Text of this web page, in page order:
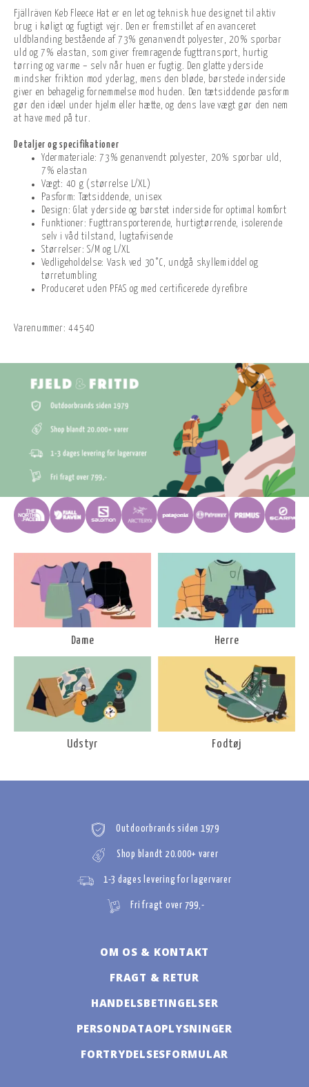
Fjällräven Keb Fleece Hat er en let og teknisk hue designet til aktiv
brug i køligt og fugtigt vejr. Den er fremstillet af en avanceret
uldblanding bestående af 73% genanvendt polyester, 20% sporbar
uld og 7% elastan, som giver fremragende fugttransport, hurtig
tørring og varme – selv når huen er fugtig. Den glatte yderside
mindsker friktion mod yderlag, mens den bløde, børstede inderside
giver en behagelig fornemmelse mod huden. Den tætsiddende pasform
gør den ideel under hjelm eller hætte, og dens lave vægt gør den nem
at have med på tur.
Detaljer og specifikationer
Ydermateriale: 73% genanvendt polyester, 20% sporbar uld,
7% elastan
Vægt: 40 g (størrelse L/XL)
Pasform: Tætsiddende, unisex
Design: Glat yderside og børstet inderside for optimal komfort
Funktioner: Fugttransporterende, hurtigtørrende, isolerende
selv i våd tilstand, lugtafvisende
Størrelser: S/M og L/XL
Vedligeholdelse: Vask ved 30°C, undgå skyllemiddel og
tørretumbling
Produceret uden PFAS og med certificerede dyrefibre
Varenummer: 44540
Dame Herre
Udstyr Fodtøj
Outdoorbrands siden 1979
Shop blandt 20.000+ varer
1-3 dages levering for lagervarer
Fri fragt over 799,-
OM OS & KONTAKT
FRAGT & RETUR
HANDELSBETINGELSER
PERSONDATAOPLYSNINGER
FORTRYDELSESFORMULAR